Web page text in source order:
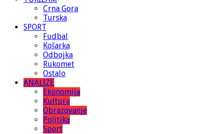
Crna Gora
Turska
SPORT
Fudbal
Košarka
Odbojka
Rukomet
Ostalo
ANALIZE
Ekonomija
Kultura
Obrazovanje
Politika
Sport